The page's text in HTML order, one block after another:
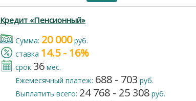
Кредит «Пенсионный»
Cумма: 20 000руб.
cтавка 14.5 - 16%
срок 36 мес.
Ежемесячный платеж: 688 - 703 руб.
Выплатить всего: 24 768 - 25 308 руб.